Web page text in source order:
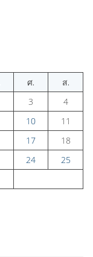
ศ.
ส.
3
4
10
11
17
18
24
25